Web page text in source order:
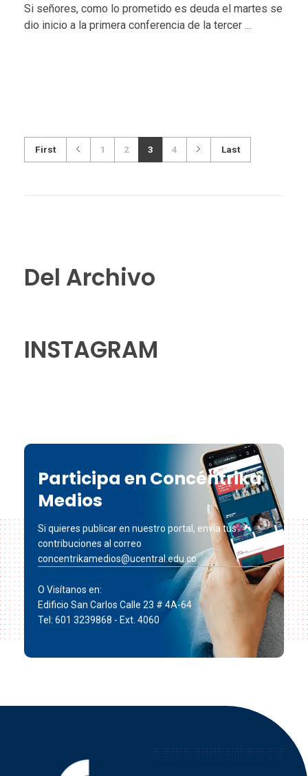
Si señores, como lo prometido es deuda el martes se
dio inicio a la primera conferencia de la tercer ...
First 1 2 3 4 Last
Del Archivo
INSTAGRAM
Participa en Concéntrika
Medios
Si quieres publicar en nuestro portal, envía tus
contribuciones al correo
concentrikamedios@ucentral.edu.co
O Visítanos en:
Edificio San Carlos Calle 23 # 4A-64
Tel: 601 3239868 - Ext. 4060